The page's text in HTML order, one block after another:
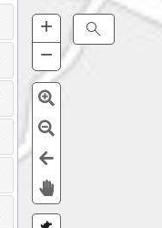
+ Zoom
In
− Zoom
Out